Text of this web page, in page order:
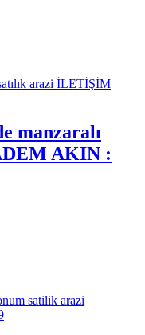
manzaralı
AKIN :